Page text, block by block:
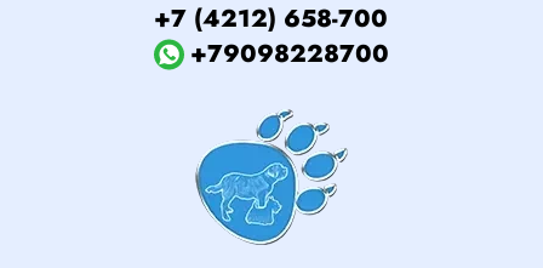
+7 (4212) 658-700
+79098228700